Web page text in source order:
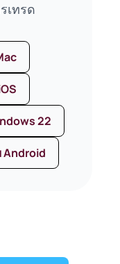
เทรด
22
Android
Home